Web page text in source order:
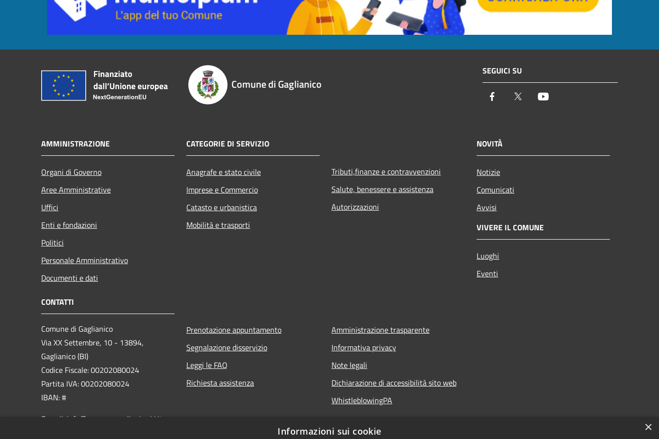
Comune di Gaglianico
SEGUICI SU
Facebook Twitter
AMMINISTRAZIONE
Organi di Governo
Aree Amministrative
Uffici
Enti e fondazioni
Politici
Personale Amministrativo
Documenti e dati
CATEGORIE DI SERVIZIO
Anagrafe e stato civile
Imprese e Commercio
Catasto e urbanistica
Mobilità e trasporti
Tributi,finanze e contravvenzioni
Salute, benessere e assistenza
Autorizzazioni
NOVITÀ
Notizie
Comunicati
Avvisi
VIVERE IL COMUNE
Luoghi
Eventi
CONTATTI
Comune di Gaglianico
Via XX Settembre, 10 - 13894,
Gaglianico (BI)
Codice Fiscale: 00202080024
Partita IVA: 00202080024
IBAN: #
E-mail: info@comune.gaglianico.bi.it
Prenotazione appuntamento
Segnalazione disservizio
Leggi le FAQ
Richiesta assistenza
Amministrazione trasparente
Informativa privacy
Note legali
Dichiarazione di accessibilità sito web
WhistleblowingPA
×
Informazioni sui cookie